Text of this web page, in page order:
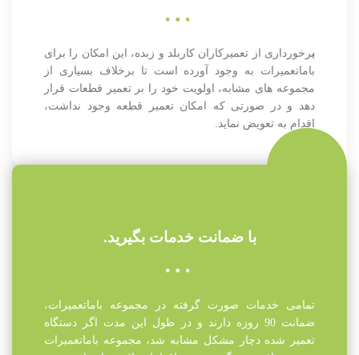
برخورداری از تعمیرکاران کاربلد و زبده، این امکان را برای
باماتعمیرات به وجود آورده است تا برخلاف بسیاری از
مجموعه های مشابه، اولویت خود را بر تعمیر قطعات قرار
دهد و در صورتی که امکان تعمیر قطعه وجود نداشت،
اقدام به تعویض نماید.
با ضمانت خدمات بگیرید.
تمامی خدمات صورت گرفته در مجموعه باماتعمیرات،
ضمانت 90 روزه دارند و در طول این مدت اگر دستگاه
تعمیر شده دچار مشکل مشابه شد، مجموعه باماتعمیرات